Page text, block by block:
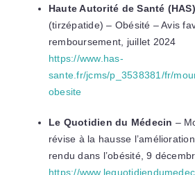
Haute Autorité de Santé (HAS)
(tirzépatide) – Obésité – Avis
remboursement, juillet 2024
https://www.has-
sante.fr/jcms/p_3538381/fr/
obesite
Le Quotidien du Médecin –
révise à la hausse
rendu dans l’obésité, 9
https://